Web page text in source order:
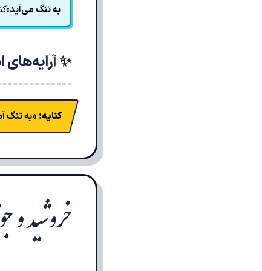
به تنگ می‌آید:
✨ آرایه‌های
کنایه: «به تنگ
خروشید و